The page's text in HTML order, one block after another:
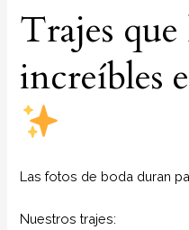
Trajes
increíbles
Las fotos de boda duran
Nuestros trajes: